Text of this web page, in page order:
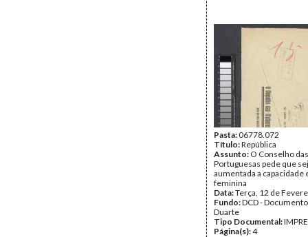
Pasta:06778.072
Título:República
Assunto: O Conselho
Portuguesas pede que
aumentada a capacidade
feminina
Data:Terça, 12 de
Fundo:DCD -
Duarte
Tipo Documental:
Página(s):4